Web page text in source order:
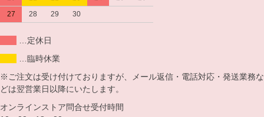
27
28 29 30
…定休日
…臨時休業
※ご注文は受け付けておりますが、メール返信・電話対応・発送業務な
どは翌営業日以降にいたします。
オンラインストア問合せ受付時間